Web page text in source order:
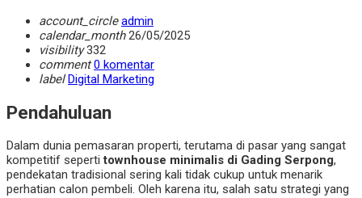
account_circle admin
calendar_month26/05/2025
visibility332
comment 0 komentar
label Digital Marketing
Pendahuluan
Dalam dunia pemasaran properti, terutama di pasar yang sangat
kompetitif sepertitownhouse minimalis di Gading Serpong,
pendekatan tradisional sering kali tidak cukup untuk menarik
perhatian calon pembeli. Oleh karena itu, salah satu strategi yang